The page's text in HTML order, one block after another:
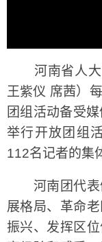
河南省人大
王紫仪 席茜）
团组活动备受
举行开放团组
112名记者的集
河南团代表
展格局、革命
振兴、发挥区